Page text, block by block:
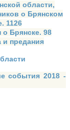
области,
о Брянском
1126
Брянске. 98
предания
события 2018 -